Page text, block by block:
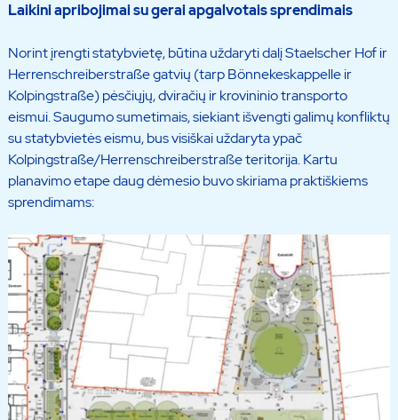
Laikini apribojimai su gerai apgalvotais sprendimais
Norint įrengti statybvietę, būtina uždaryti dalį Staelscher Hof ir
Herrenschreiberstraße gatvių (tarp Bönnekeskappelle ir
Kolpingstraße) pėsčiųjų, dviračių ir krovininio transporto
eismui. Saugumo sumetimais, siekiant išvengti galimų konfliktų
su statybvietės eismu, bus visiškai uždaryta ypač
Kolpingstraße/Herrenschreiberstraße teritorija. Kartu
planavimo etape daug dėmesio buvo skiriama praktiškiems
sprendimams: